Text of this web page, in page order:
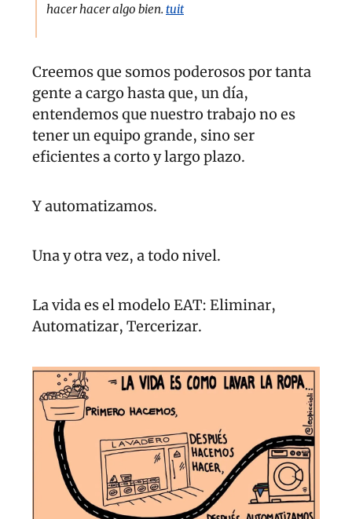
hacer hacer algo bien. tuit
Creemos que somos poderosos por tanta
gente a cargo hasta que, un día,
entendemos que nuestro trabajo no es
tener un equipo grande, sino ser
eficientes a corto y largo plazo.
Y automatizamos.
Una y otra vez, a todo nivel.
La vida es el modelo EAT: Eliminar,
Automatizar, Tercerizar.